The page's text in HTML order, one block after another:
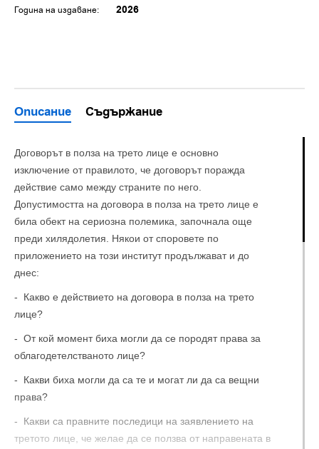
Година на издаване: 2026
Описание Съдържание
Договорът в полза на трето лице е основно
изключение от правилото, че договорът поражда
действие само между страните по него.
Допустимостта на договора в полза на трето лице е
била обект на сериозна полемика, започнала още
преди хилядолетия. Някои от споровете по
приложението на този институт продължават и до
днес:
- Какво е действието на договора в полза на трето
лице?
- От кой момент биха могли да се породят права за
облагодетелстваното лице?
- Какви биха могли да са те и могат ли да са вещни
права?
- Какви са правните последици на заявлението на
третото лице, че желае да се ползва от направената в